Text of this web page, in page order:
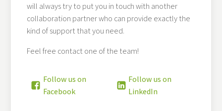
will always try to put you in touch with another
collaboration partner who can provide exactly the
kind of support that you need.
Feel free contact one of the team!
Follow us on
Facebook
Follow us on
LinkedIn